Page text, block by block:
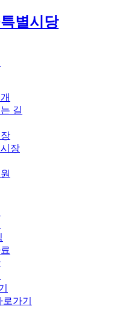
별시당
길
장
가기